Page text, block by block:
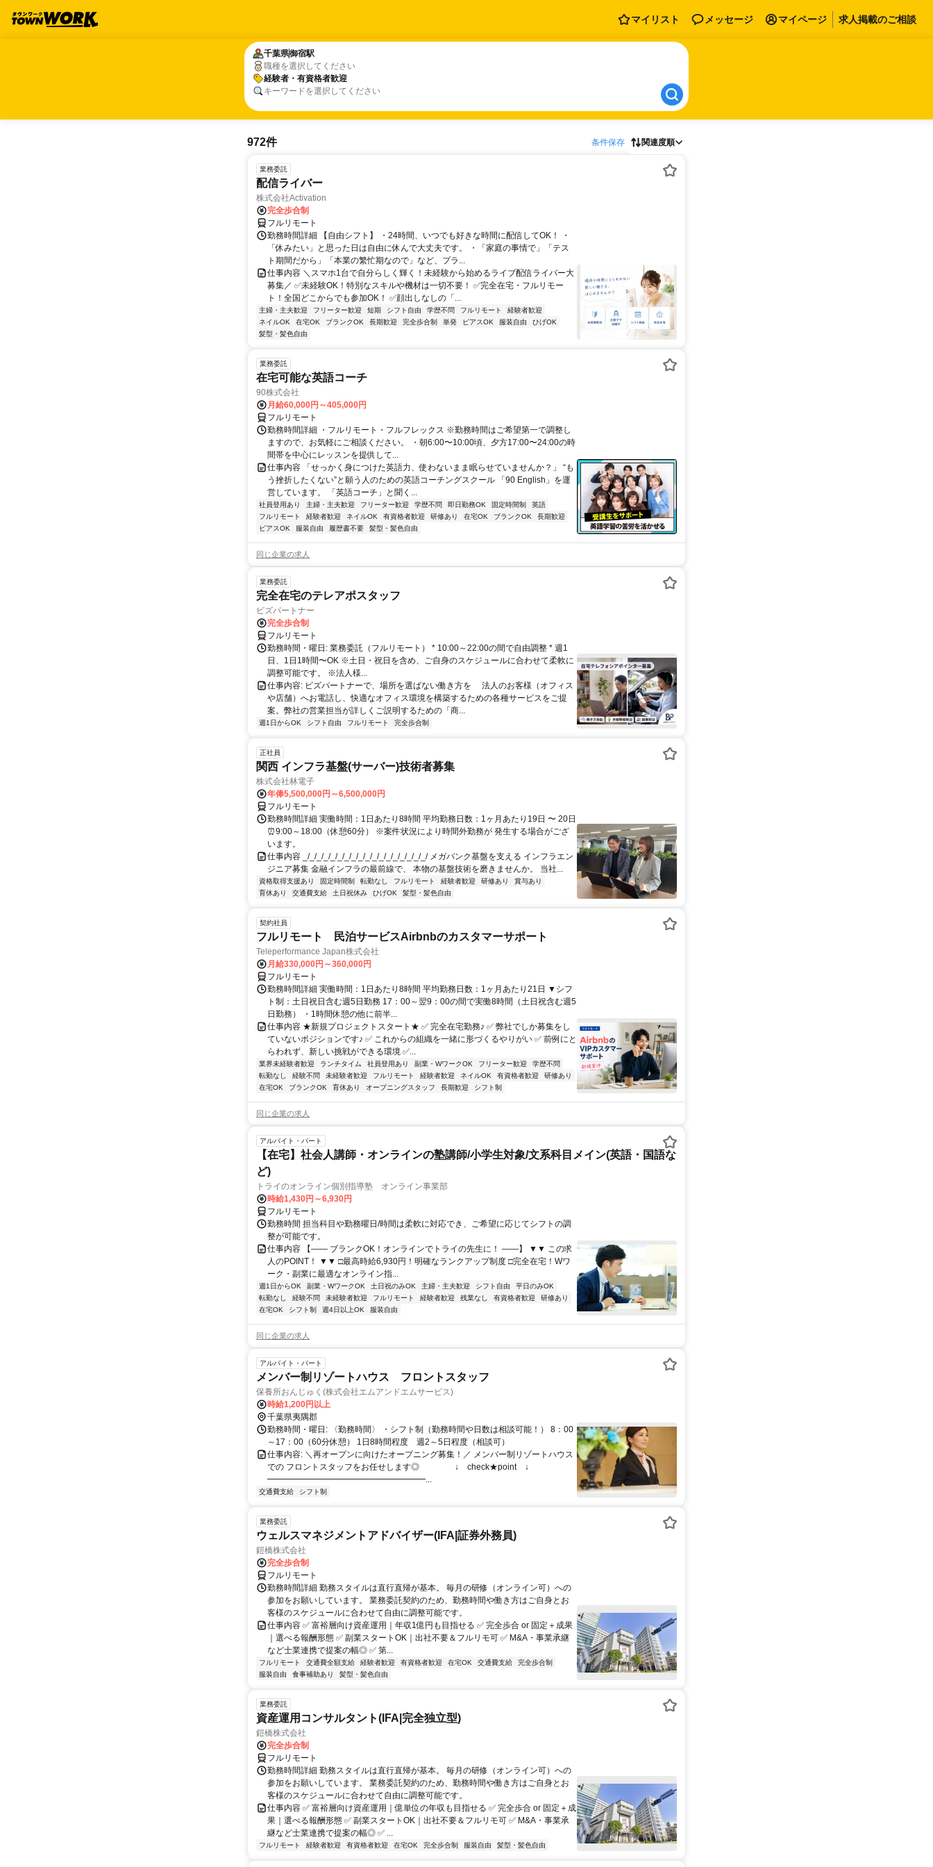
マイリスト メッセージ マイページ 求人掲載のご相談
千葉県御宿駅
職種を選択してください
経験者・有資格者歓迎
キーワードを選択してください
千葉県御宿駅
経験者・有資格者歓迎
972件 条件保存 関連度順
業務委託
配信ライバー
株式会社Activation
完全歩合制
フルリモート
勤務時間詳細 【自由シフト】 ・24時間、いつでも好きな時間に配信してOK！ ・
「休みたい」と思った日は自由に休んで大丈夫です。 ・「家庭の事情で」「テス
ト期間だから」「本業の繁忙期なので」など、プラ...
仕事内容 ＼スマホ1台で自分らしく輝く！未経験から始めるライブ配信ライバー大
募集／ ✅未経験OK！特別なスキルや機材は一切不要！ ✅完全在宅・フルリモー
ト！全国どこからでも参加OK！ ✅顔出しなしの「...
主婦・主夫歓迎 フリーター歓迎 短期 シフト自由 学歴不問 フルリモート
経験者歓迎
ネイルOK
在宅OK ブランクOK 長期歓迎 完全歩合制 単発 ピアスOK 服装自由
ひげOK
髪型・髪色自由
業務委託
在宅可能な英語コーチ
90株式会社
月給60,000円～405,000円
フルリモート
勤務時間詳細 ・フルリモート・フルフレックス ※勤務時間はご希望第一で調整し
ますので、お気軽にご相談ください。 ・朝6:00〜10:00頃、夕方17:00〜24:00の時
間帯を中心にレッスンを提供して...
仕事内容 「せっかく身につけた英語力、使わないまま眠らせていませんか？」 “も
う挫折したくない”と願う人のための英語コーチングスクール 「90 English」を運
営しています。 「英語コーチ」と聞く...
社員登用あり 主婦・主夫歓迎 フリーター歓迎 学歴不問 即日勤務OK 固定時間制
英語
フルリモート
経験者歓迎 ネイルOK 有資格者歓迎 研修あり 在宅OK ブランクOK
長期歓迎
ピアスOK
服装自由 履歴書不要 髪型・髪色自由
同じ企業の求人
業務委託
完全在宅のテレアポスタッフ
ビズパートナー
完全歩合制
フルリモート
勤務時間・曜日: 業務委託（フルリモート） * 10:00～22:00の間で自由調整 * 週1
日、1日1時間〜OK ※土日・祝日を含め、ご自身のスケジュールに合わせて柔軟に
調整可能です。 ※法人様...
仕事内容: ビズパートナーで、場所を選ばない働き方を 法人のお客様（オフィス
や店舗）へお電話し、快適なオフィス環境を構築するための各種サービスをご提
案。弊社の営業担当が詳しくご説明するための「商...
週1日からOK シフト自由 フルリモート 完全歩合制
正社員
関西 インフラ基盤(サーバー)技術者募集
株式会社林電子
年俸5,500,000円～6,500,000円
フルリモート
勤務時間詳細 実働時間：1日あたり8時間 平均勤務日数：1ヶ月あたり19日 〜 20日
⏰9:00～18:00（休憩60分） ※案件状況により時間外勤務が 発生する場合がござ
います。
仕事内容 _/_/_/_/_/_/_/_/_/_/_/_/_/_/_/_/_/_/ メガバンク基盤を支える インフラエン
ジニア募集 金融インフラの最前線で、 本物の基盤技術を磨きませんか。 当社...
資格取得支援あり 固定時間制 転勤なし フルリモート 経験者歓迎 研修あり
賞与あり
育休あり
交通費支給 土日祝休み ひげOK 髪型・髪色自由
契約社員
フルリモート 民泊サービスAirbnbのカスタマーサポート
Teleperformance Japan株式会社
月給330,000円～360,000円
フルリモート
勤務時間詳細 実働時間：1日あたり8時間 平均勤務日数：1ヶ月あたり21日 ▼シフ
ト制：土日祝日含む週5日勤務 17：00～翌9：00の間で実働8時間（土日祝含む週5
日勤務） ・1時間休憩の他に前半...
仕事内容 ★新規プロジェクトスタート★ ✅ 完全在宅勤務♪ ✅ 弊社でしか募集をし
ていないポジションです♪ ✅ これからの組織を一緒に形づくるやりがい ✅ 前例にと
らわれず、新しい挑戦ができる環境 ✅...
業界未経験者歓迎 ランチタイム 社員登用あり 副業・WワークOK フリーター歓迎
学歴不問
転勤なし
経験不問 未経験者歓迎 フルリモート 経験者歓迎 ネイルOK 有資格者歓迎
研修あり
在宅OK
ブランクOK 育休あり オープニングスタッフ 長期歓迎 シフト制
同じ企業の求人
アルバイト・パート
【在宅】社会人講師・オンラインの塾講師/小学生対象/文系科目メイン(英語・国語な
ど)
トライのオンライン個別指導塾 オンライン事業部
時給1,430円～6,930円
フルリモート
勤務時間 担当科目や勤務曜日/時間は柔軟に対応でき、ご希望に応じてシフトの調
整が可能です。
仕事内容 【―― ブランクOK！オンラインでトライの先生に！ ――】 ▼▼ この求
人のPOINT！ ▼▼ □最高時給6,930円！明確なランクアップ制度 □完全在宅！Wワ
ーク・副業に最適なオンライン指...
週1日からOK 副業・WワークOK 土日祝のみOK 主婦・主夫歓迎 シフト自由
平日のみOK
転勤なし
経験不問 未経験者歓迎 フルリモート 経験者歓迎 残業なし 有資格者歓迎
研修あり
在宅OK
シフト制 週4日以上OK 服装自由
同じ企業の求人
アルバイト・パート
メンバー制リゾートハウス フロントスタッフ
保養所おんじゅく(株式会社エムアンドエムサービス)
時給1,200円以上
千葉県夷隅郡
勤務時間・曜日: 〈勤務時間〉 ・シフト制（勤務時間や日数は相談可能！） 8：00
～17：00（60分休憩） 1日8時間程度 週2～5日程度（相談可）
仕事内容: ＼再オープンに向けたオープニング募集！／ メンバー制リゾートハウス
での フロントスタッフをお任せします◎ ↓ check★point ↓
━━━━━━━━━━━━━━━━━━━...
交通費支給 シフト制
業務委託
ウェルスマネジメントアドバイザー(IFA|証券外務員)
鎧橋株式会社
完全歩合制
フルリモート
勤務時間詳細 勤務スタイルは直行直帰が基本。 毎月の研修（オンライン可）への
参加をお願いしています。 業務委託契約のため、勤務時間や働き方はご自身とお
客様のスケジュールに合わせて自由に調整可能です。
仕事内容 ✅ 富裕層向け資産運用｜年収1億円も目指せる ✅ 完全歩合 or 固定＋成果
｜選べる報酬形態 ✅ 副業スタートOK｜出社不要＆フルリモ可 ✅ M&A・事業承継
など士業連携で提案の幅◎ ✅ 第...
フルリモート 交通費全額支給 経験者歓迎 有資格者歓迎 在宅OK 交通費支給
完全歩合制
服装自由
食事補助あり 髪型・髪色自由
業務委託
資産運用コンサルタント(IFA|完全独立型)
鎧橋株式会社
完全歩合制
フルリモート
勤務時間詳細 勤務スタイルは直行直帰が基本。 毎月の研修（オンライン可）への
参加をお願いしています。 業務委託契約のため、勤務時間や働き方はご自身とお
客様のスケジュールに合わせて自由に調整可能です。
仕事内容 ✅ 富裕層向け資産運用｜億単位の年収も目指せる ✅ 完全歩合 or 固定＋成
果｜選べる報酬形態 ✅ 副業スタートOK｜出社不要＆フルリモ可 ✅ M&A・事業承
継など士業連携で提案の幅◎ ✅ ...
フルリモート 経験者歓迎 有資格者歓迎 在宅OK 完全歩合制 服装自由 髪型・髪色自由